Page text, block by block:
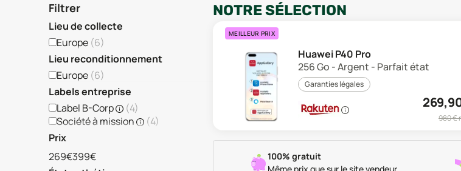
Filtrer
Lieu de collecte
Europe (6)
Lieu reconditionnement
Europe (6)
Labels entreprise
Label B-Corp
(4)
Société à mission
(4)
Prix
269€399€
NOTRE SÉLECTION
MEILLEUR PRIX
Huawei P40 Pro
256 Go - Argent - Parfait état
Garanties légales
980€
100% gratuit